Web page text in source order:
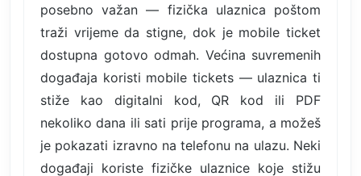
posebno važan — fizička ulaznica poštom
traži vrijeme da stigne, dok je mobile ticket
dostupna gotovo odmah. Većina suvremenih
događaja koristi mobile tickets — ulaznica ti
stiže kao digitalni kod, QR kod ili PDF
nekoliko dana ili sati prije programa, a možeš
je pokazati izravno na telefonu na ulazu. Neki
događaji koriste fizičke ulaznice koje stižu